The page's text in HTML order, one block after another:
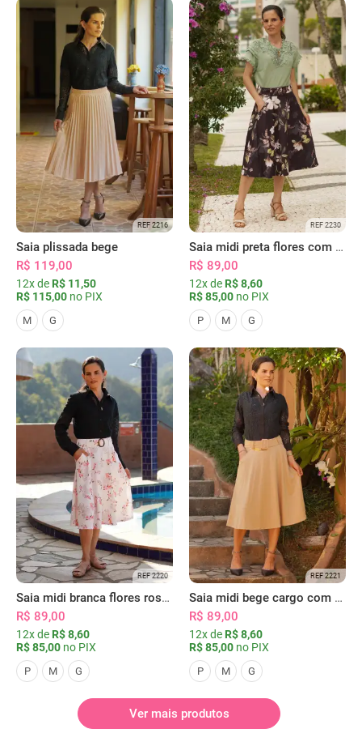
REF 2216
Saia plissada bege
R$ 119,00
12x de R$ 11,50
R$ 115,00 no PIX
M G
REF 2230
Saia midi preta flores com bolsos
R$ 89,00
12x de R$ 8,60
R$ 85,00 no PIX
P M G
REF 2220
Saia midi branca flores rosas com bolsos
R$ 89,00
12x de R$ 8,60
R$ 85,00 no PIX
P M G
REF 2221
Saia midi bege cargo com bolsos
R$ 89,00
12x de R$ 8,60
R$ 85,00 no PIX
P M G
Ver mais produtos